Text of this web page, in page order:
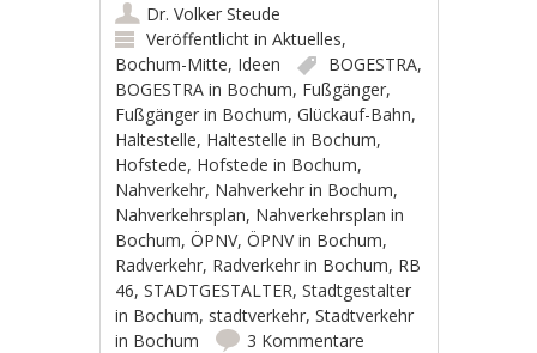
Dr. Volker Steude
Veröffentlicht inAktuelles,
Bochum-Mitte, Ideen BOGESTRA,
BOGESTRA in Bochum, Fußgänger,
Fußgänger in Bochum,Glückauf-Bahn,
Haltestelle, Haltestelle in Bochum,
Hofstede, Hofstede in Bochum,
Nahverkehr, Nahverkehr in Bochum,
Nahverkehrsplan, Nahverkehrsplan in
Bochum,ÖPNV,ÖPNV in Bochum,
Radverkehr, Radverkehr in Bochum, RB
46,STADTGESTALTER,Stadtgestalter
in Bochum, stadtverkehr,Stadtverkehr
in Bochum
3 Kommentare